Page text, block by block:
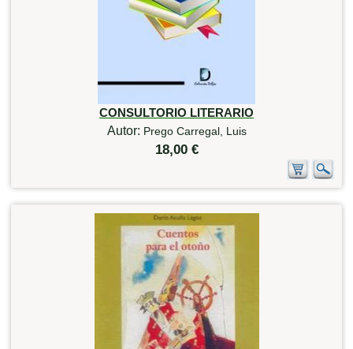
CONSULTORIO LITERARIO
Autor: Prego Carregal, Luis
18,00 €